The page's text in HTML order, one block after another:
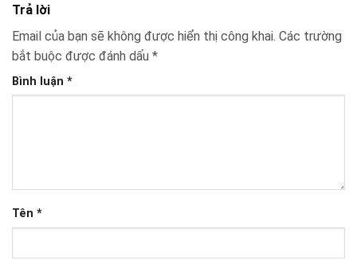
Trả lời
Email của bạn sẽ không được hiển thị công khai. Các trường
bắt buộc được đánh dấu *
Bình luận *
Tên *